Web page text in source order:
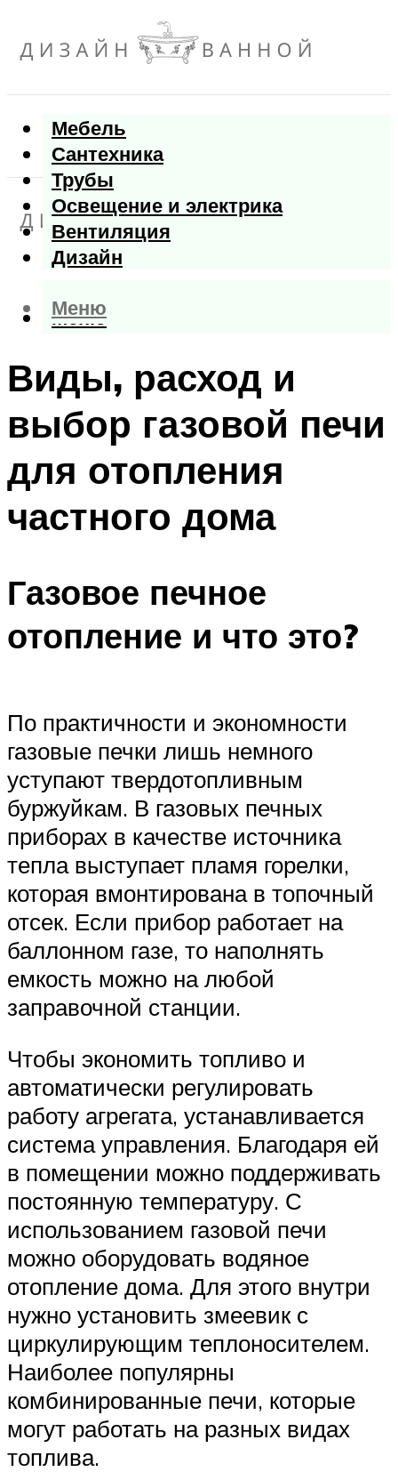
Мебель
Сантехника
Трубы
Освещение и электрика
Вентиляция
Дизайн
Меню
Меню
Виды, расход и
выбор газовой печи
для отопления
частного дома
Газовое печное
отопление и что это?
По практичности и экономности
газовые печки лишь немного
уступают твердотопливным
буржуйкам. В газовых печных
приборах в качестве источника
тепла выступает пламя горелки,
которая вмонтирована в топочный
отсек. Если прибор работает на
баллонном газе, то наполнять
емкость можно на любой
заправочной станции.
Чтобы экономить топливо и
автоматически регулировать
работу агрегата, устанавливается
система управления. Благодаря ей
в помещении можно поддерживать
постоянную температуру. С
использованием газовой печи
можно оборудовать водяное
отопление дома. Для этого внутри
нужно установить змеевик с
циркулирующим теплоносителем.
Наиболее популярны
комбинированные печи, которые
могут работать на разных видах
топлива.